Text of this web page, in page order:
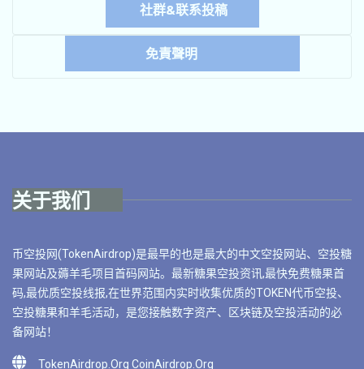
社群&联系投稿
免責聲明
关于我们
币空投网(TokenAirdrop)是最早的也是最大的中文空投网站、空投糖
果网站及薅羊毛项目首码网站。最新糖果空投资讯,最快免费糖果首
码,最优质空投线报,在世界范围内实时收集优质的TOKEN代币空投、
空投糖果和羊毛活动，是您接触数字资产、区块链及空投活动的必
备网站！
TokenAirdrop.Org CoinAirdrop.Org